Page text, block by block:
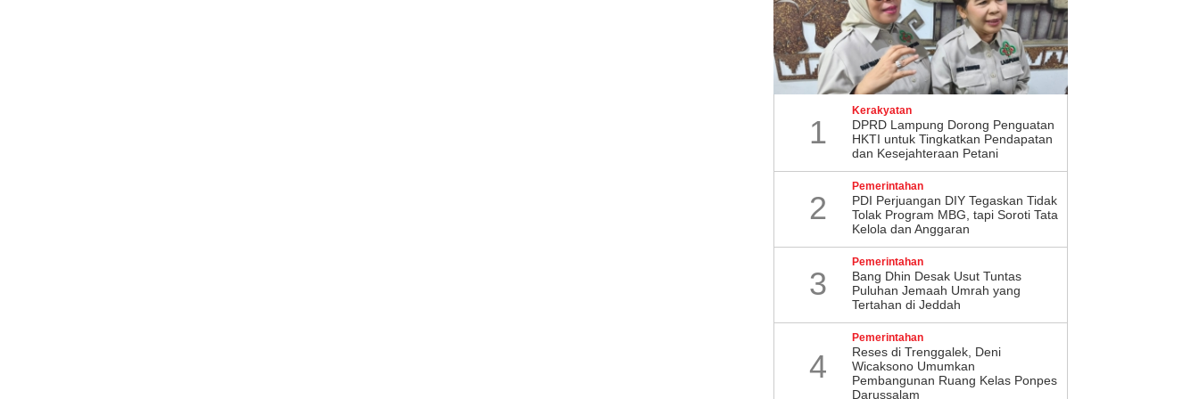
1
Kerakyatan
DPRD Lampung Dorong Penguatan
HKTI untuk Tingkatkan Pendapatan
dan Kesejahteraan Petani
2
Pemerintahan
PDI Perjuangan DIY Tegaskan Tidak
Tolak Program MBG, tapi Soroti Tata
Kelola dan Anggaran
3
Pemerintahan
Bang Dhin Desak Usut Tuntas
Puluhan Jemaah Umrah yang
Tertahan di Jeddah
4
Pemerintahan
​Reses di Trenggalek, Deni
Wicaksono Umumkan
Pembangunan Ruang Kelas Ponpes
Darussalam